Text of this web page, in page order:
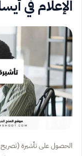
الإعلام في
الحصول على تأشيرة (تصريح